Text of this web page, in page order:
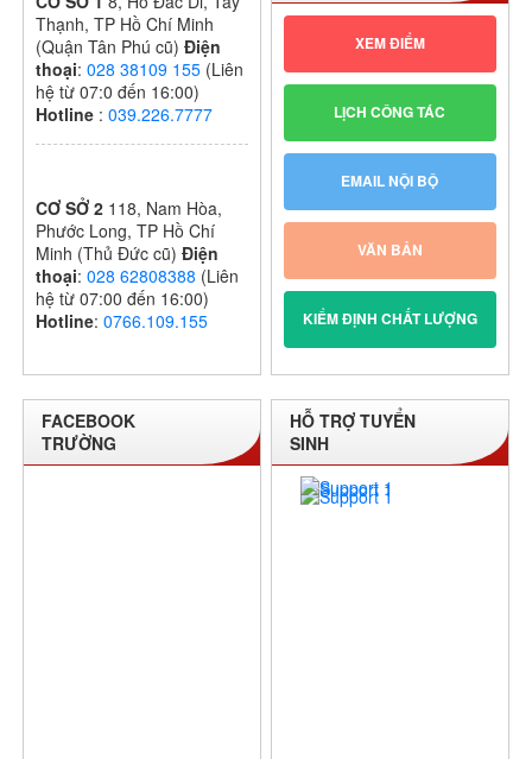
Thạnh, TP Hồ Chí Minh
(Quận Tân Phú cũ) Điện
thoại:028 38109 155 (Liên
hệ từ 07:0 đến 16:00)
Hotline :039.226.7777
CƠ SỞ 2 118, Nam Hòa,
Phước Long, TP Hồ Chí
Minh (Thủ Đức cũ) Điện
thoại:028 62808388 (Liên
hệ từ 07:00 đến 16:00)
Hotline:0766.109.155
XEM ĐIỂM
LỊCH CÔNG TÁC
EMAIL NỘI BỘ
VĂN BẢN
KIỂM ĐỊNH CHẤT LƯỢNG
FACEBOOK
TRƯỜNG
HỖ TRỢ TUYỂN
SINH